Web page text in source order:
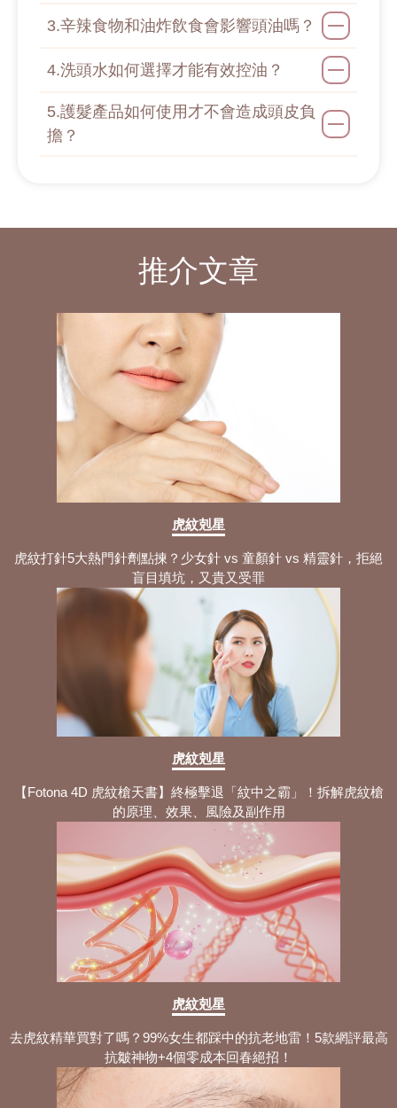
3.辛辣食物和油炸飲食會影響頭油嗎？
4.洗頭水如何選擇才能有效控油？
5.護髮產品如何使用才不會造成頭皮負
擔？
推介文章
虎紋剋星
虎紋打針5大熱門針劑點揀？少女針 vs 童顏針 vs 精靈針，拒絕
盲目填坑，又貴又受罪
虎紋剋星
【Fotona 4D 虎紋槍天書】終極擊退「紋中之霸」！拆解虎紋槍
的原理、效果、風險及副作用
虎紋剋星
去虎紋精華買對了嗎？99%女生都踩中的抗老地雷！5款網評最高
抗皺神物+4個零成本回春絕招！